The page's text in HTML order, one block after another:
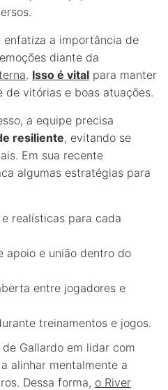
enfatiza a importância de
diante da
. Isso é vital para manter
vitórias e boas atuações.
a equipe precisa
resiliente, evitando se
Em sua recente
algumas estratégias para
realísticas para cada
apoio e união dentro do
entre jogadores e
treinamentos e jogos.
Gallardo em lidar com
alinhar mentalmente a
Dessa forma, o River